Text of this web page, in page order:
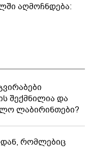
აღმოჩნდება:
შექმნილია და
ლაბირინთები?
რომლებიც